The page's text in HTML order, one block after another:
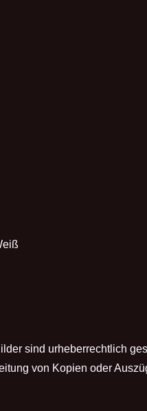
sind urheberrechtlich
von Kopien oder